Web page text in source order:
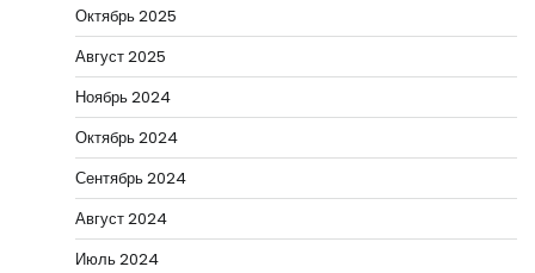
Октябрь 2025
Август 2025
Ноябрь 2024
Октябрь 2024
Сентябрь 2024
Август 2024
Июль 2024